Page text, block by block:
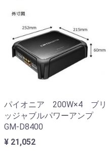
パイオニア 200W×4 ブリ
ッジャブルパワーアンプ
GM-D8400
¥ 21,052